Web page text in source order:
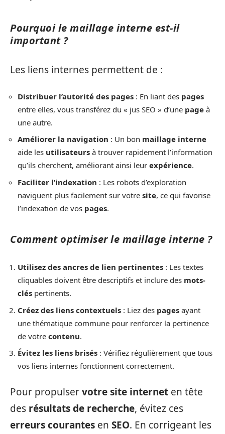
Pourquoi le maillage interne est-il
important ?
Les liens internes permettent de :
Distribuer l’autorité des pages : En liant des pages
entre elles, vous transférez du « jus SEO » d’une page à
une autre.
Améliorer la navigation : Un bon maillage interne
aide les utilisateurs à trouver rapidement l’information
qu’ils cherchent, améliorant ainsi leur expérience.
Faciliter l’indexation : Les robots d’exploration
naviguent plus facilement sur votre site, ce qui favorise
l’indexation de vos pages.
Comment optimiser le maillage interne ?
Utilisez des ancres de lien pertinentes : Les textes
cliquables doivent être descriptifs et inclure des mots-
clés pertinents.
Créez des liens contextuels : Liez des pages ayant
une thématique commune pour renforcer la pertinence
de votre contenu.
Évitez les liens brisés : Vérifiez régulièrement que tous
vos liens internes fonctionnent correctement.
Pour propulservotre site internet en tête
des résultats de recherche, évitez ces
erreurs courantes en SEO. En corrigeant les